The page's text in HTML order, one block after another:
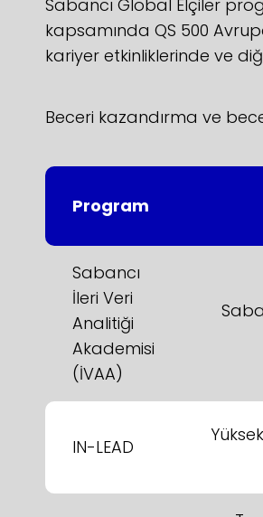
Sabancı Global Elçiler
kapsamında QS 500
kariyer etkinliklerinde ve
Beceri kazandırma ve
Program
Sabancı
İleri Veri
Analitiği
Akademisi
(İVAA)
IN-LEAD